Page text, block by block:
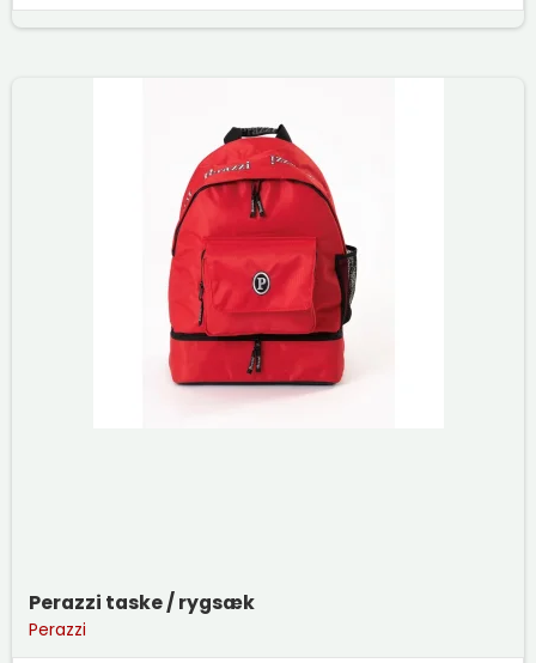
Perazzi taske / rygsæk
Perazzi